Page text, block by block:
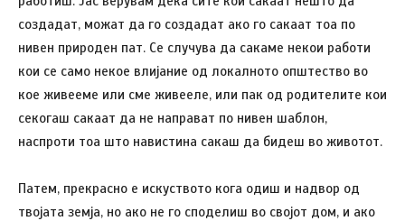
создадат, можат да го создадат ако го сакаат тоа по
нивен природен пат. Се случува да сакаме некои работи
кои се само некое влијание од локалното општество во
кое живееме или сме живееле, или пак од родителите кои
секогаш сакаат да не направат по нивен шаблон,
наспроти тоа што навистина сакаш да бидеш во животот.
Патем, прекрасно е искуството кога одиш и надвор од
твојата земја, но ако не го споделиш во својот дом, и ако